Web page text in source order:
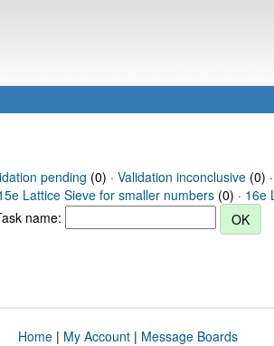
pending (0) · Validation inconclusive(0) ·
Lattice Sieve for smaller numbers (0) · 16e
name:
Home| My Account| Message Boards